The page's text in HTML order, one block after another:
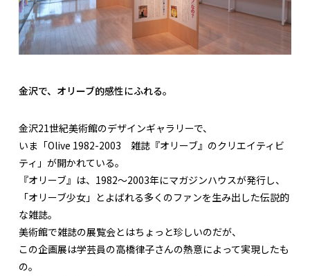
金沢で、オリーブ的感性にふれる。
金沢21世紀美術館のデザインギャラリーで、
いま「Olive 1982-2003 雑誌『オリーブ』のクリエイティビ
ティ」が開かれている。
『オリーブ』は、1982～2003年にマガジンハウスが発行し、
「オリーブ少女」とよばれる多くのファンを生み出した伝説的
な雑誌。
美術館で雑誌の展覧会とはちょっと珍しいのだが、
この企画展は学芸員の高橋律子さんの熱意によって実現したも
の。